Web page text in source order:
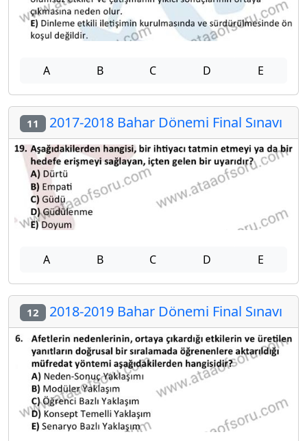
A B C D E
11 2017-2018 Bahar Dönemi Final Sınavı
A B C D E
12 2018-2019 Bahar Dönemi Final Sınavı